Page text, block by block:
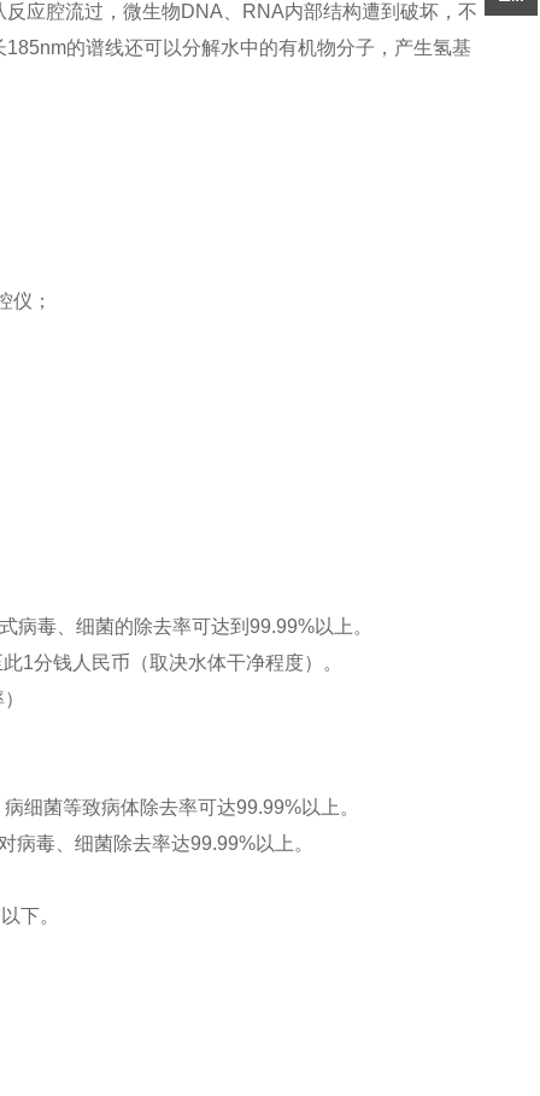
应腔流过，微生物DNA RNA内部结构遭到破坏，不
185nm的谱线还可以分解水中的有机物分子，产生氢基
仪；
病毒、细菌的除去率可达到 99.99%以上。
1分钱人民币（取决水体干净程度）。
细菌等致病体除去率可达99.99%以上。
病毒、细菌除去率达99.99%以上。
以下。